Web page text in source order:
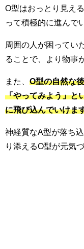
O型はおっとり見え
って積極的に進んで
周囲の人が困ってい
ることで、より物事
また、 O型の自然な
「やってみよう」と
に飛び込んでいけま
神経質なA型が落ち
り添えるO型が元気